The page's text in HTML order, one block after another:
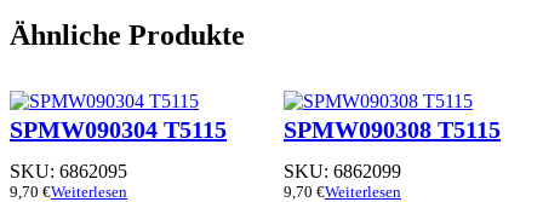
Ähnliche Produkte
SPMW090304 T5115
SKU: 6862095
9,70 €Weiterlesen
SPMW090308 T5115
SKU: 6862099
9,70 €Weiterlesen